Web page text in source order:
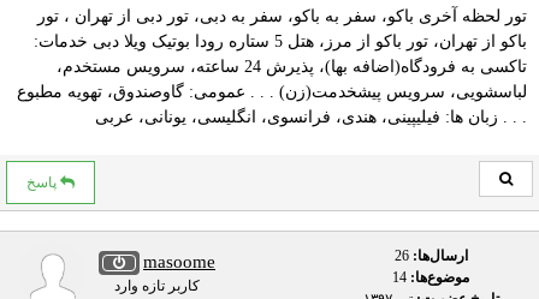
تور لحظه آخری باکو، سفر به باکو، سفر به دبی، تور دبی از تهران ، تور
باکو از تهران، تور باکو از مرز، هتل 5 ستاره رودا بوتیک ویلا دبی خدمات:
تاکسی به فرودگاه(اضافه بها)، پذیرش 24 ساعته، سرویس مستخدم،
لباسشویی، سرویس پیشخدمت(زن) . . . عمومی: گاوصندوق، تهویه مطبوع
. . . زبان ها: فیلیپینی، هندی، فرانسوی، انگلیسی، یونانی، عربی
پاسخ
masoome
کاربر تازه وارد
ارسال‌ها:26
موضوع‌ها: